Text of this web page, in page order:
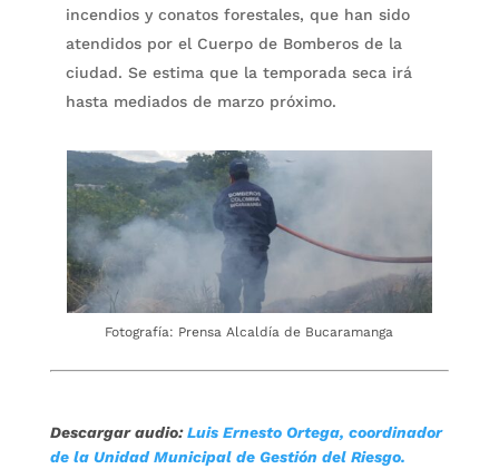
incendios y conatos forestales, que han sido
atendidos por el Cuerpo de Bomberos de la
ciudad. Se estima que la temporada seca irá
hasta mediados de marzo próximo.
Fotografía: Prensa Alcaldía de Bucaramanga
Descargar audio:Luis Ernesto Ortega, coordinador
de la Unidad Municipal de Gestión del Riesgo.